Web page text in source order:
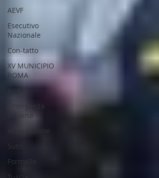
AEVF
Esecutivo
Nazionale
Con-tatto
XV MUNICIPIO
ROMA
AIVEM
Emergenza
Ucraina
Associazione
Sutri
Formello